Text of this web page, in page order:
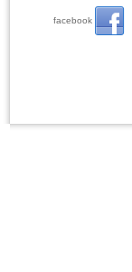
facebook